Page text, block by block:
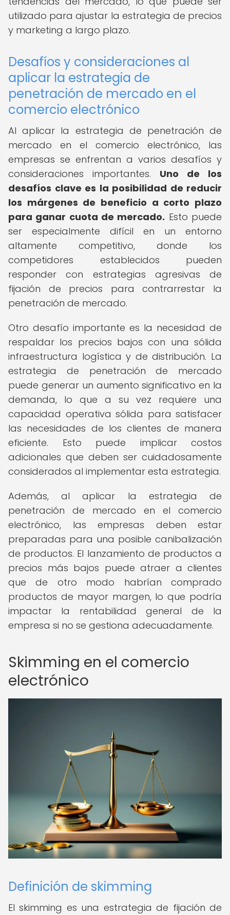
utilizado para ajustar la estrategia de precios
y marketing a largo plazo.
Desafíos y consideraciones al
aplicar la estrategia de
penetración de mercado en el
comercio electrónico
Al aplicar la estrategia de penetración de
mercado en el comercio electrónico, las
empresas se enfrentan a varios desafíos y
consideraciones importantes. Uno de los
desafíos clave es la posibilidad de reducir
los márgenes de beneficio a corto plazo
para ganar cuota de mercado. Esto puede
ser especialmente difícil en un entorno
altamente competitivo, donde los
competidores establecidos pueden
responder con estrategias agresivas de
fijación de precios para contrarrestar la
penetración de mercado.
Otro desafío importante es la necesidad de
respaldar los precios bajos con una sólida
infraestructura logística y de distribución. La
estrategia de penetración de mercado
puede generar un aumento significativo en la
demanda, lo que a su vez requiere una
capacidad operativa sólida para satisfacer
las necesidades de los clientes de manera
eficiente. Esto puede implicar costos
adicionales que deben ser cuidadosamente
considerados al implementar esta estrategia.
Además, al aplicar la estrategia de
penetración de mercado en el comercio
electrónico, las empresas deben estar
preparadas para una posible canibalización
de productos. El lanzamiento de productos a
precios más bajos puede atraer a clientes
que de otro modo habrían comprado
productos de mayor margen, lo que podría
impactar la rentabilidad general de la
empresa si no se gestiona adecuadamente.
Skimming en el comercio
electrónico
Definición de skimming
El skimming es una estrategia de fijación de